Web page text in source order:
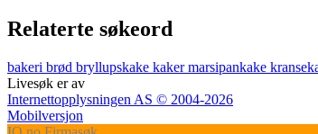
Relaterte søkeord
bakeri brød bryllupskake kakermarsipankake
Livesøk er av
Internettopplysningen AS © 2004-2026
Mobilversjon